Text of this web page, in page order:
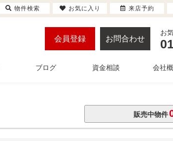
会員登録 お問合わせ
お
ブログ 資金相談 会社
販売中物件
物件検索 お気に入り 来店予約